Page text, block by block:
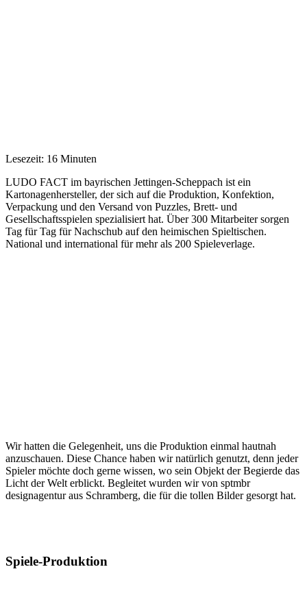
Lesezeit: 16 Minuten
LUDO FACT im bayrischen Jettingen-Scheppach ist ein
Kartonagenhersteller, der sich auf die Produktion, Konfektion,
Verpackung und den Versand von Puzzles, Brett- und
Gesellschaftsspielen spezialisiert hat. Über 300 Mitarbeiter sorgen
Tag für Tag für Nachschub auf den heimischen Spieltischen.
National und international für mehr als 200 Spieleverlage.
Wir hatten die Gelegenheit, uns die Produktion einmal hautnah
anzuschauen. Diese Chance haben wir natürlich genutzt, denn jeder
Spieler möchte doch gerne wissen, wo sein Objekt der Begierde das
Licht der Welt erblickt. Begleitet wurden wir von sptmbr
designagentur aus Schramberg, die für die tollen Bilder gesorgt hat.
Spiele-Produktion